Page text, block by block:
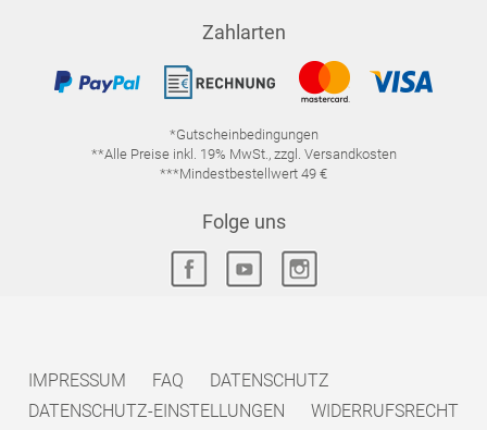
Zahlarten
*Gutscheinbedingungen
**Alle Preise inkl. 19% MwSt., zzgl. Versandkosten
***Mindestbestellwert 49 €
Folge uns
IMPRESSUM FAQ
DATENSCHUTZ
DATENSCHUTZ-EINSTELLUNGEN
WIDERRUFSRECHT